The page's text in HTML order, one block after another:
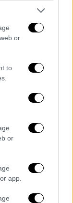
or
to
or
app.
την
υπουργός
Κύπρο
«Η χώρα
ειρήνη και
καταστήσει
της και τα
τα
τις
όσο και
αγώνα κατά